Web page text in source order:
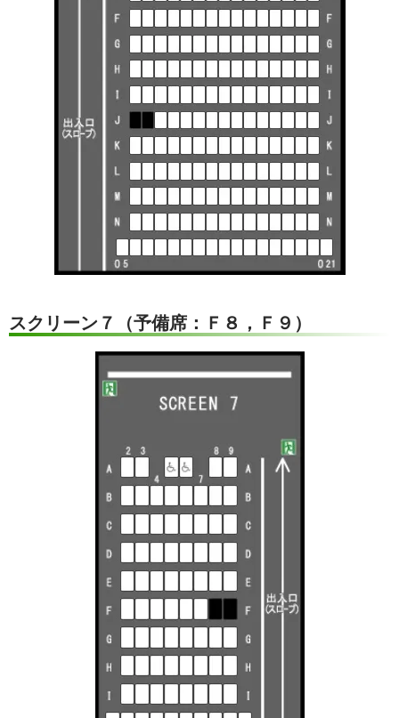
スクリーン７（予備席：Ｆ８，Ｆ９）